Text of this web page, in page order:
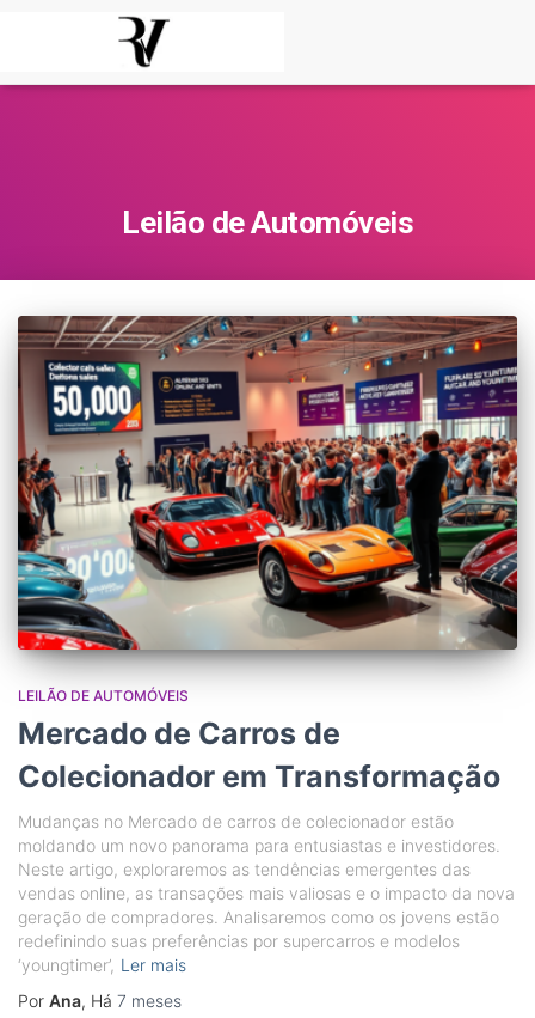
Leilão de Automóveis
LEILÃO DE AUTOMÓVEIS
Mercado de Carros de
Colecionador em Transformação
Mudanças no Mercado de carros de colecionador estão
moldando um novo panorama para entusiastas e investidores.
Neste artigo, exploraremos as tendências emergentes das
vendas online, as transações mais valiosas e o impacto da nova
geração de compradores. Analisaremos como os jovens estão
redefinindo suas preferências por supercarros e modelos
‘youngtimer’, Ler mais
Por Ana, Há 7 meses